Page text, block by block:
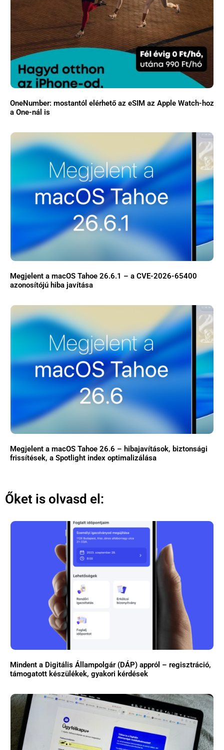
OneNumber: mostantól elérhető az eSIM az Apple Watch-hoz
a One-nál is
Megjelent a macOS Tahoe 26.6.1 – a CVE-2026-65400
azonosítójú hiba javítása
Megjelent a macOS Tahoe 26.6 – hibajavítások, biztonsági
frissítések, a Spotlight index optimalizálása
Őket is olvasd el:
Mindent a Digitális Állampolgár (DÁP) appról – regisztráció,
támogatott készülékek, gyakori kérdések